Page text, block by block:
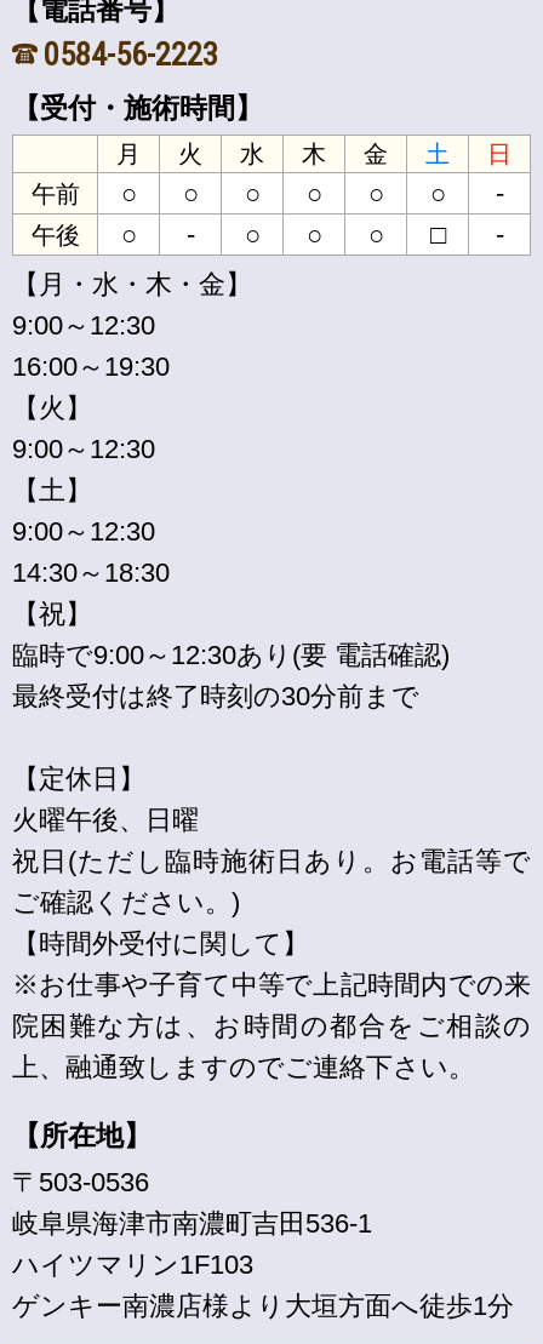
【電話番号】
0584-56-2223
【受付・施術時間】
月 火 水 木 金 土
日
午前
○ ○ ○ ○ ○ ○ -
午後 ○ - ○ ○ ○ □
-
【月・水・木・金】
9:00～12:30
16:00～19:30
【火】
9:00～12:30
【土】
9:00～12:30
14:30～18:30
【祝】
臨時で9:00～12:30あり(要 電話確認)
最終受付は終了時刻の30分前まで
【定休日】
火曜午後、日曜
祝日(ただし臨時施術日あり。お電話等で
ご確認ください。)
【時間外受付に関して】
※お仕事や子育て中等で上記時間内での来
院困難な方は、お時間の都合をご相談の
上、融通致しますのでご連絡下さい。
【所在地】
〒503-0536
岐阜県海津市南濃町吉田536-1
ハイツマリン1F103
ゲンキー南濃店様より大垣方面へ徒歩1分